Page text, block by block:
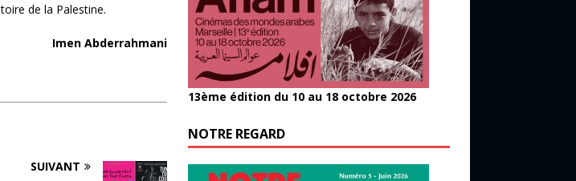
de la Palestine.
Imen Abderrahmani
SUIVANT
13ème édition du 10 au 18 octobre 2026
NOTRE REGARD